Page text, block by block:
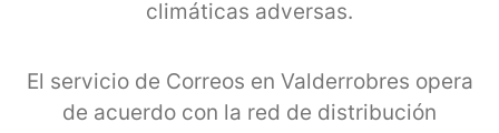
climáticas adversas.
El servicio de Correos en Valderrobres opera
de acuerdo con la red de distribución